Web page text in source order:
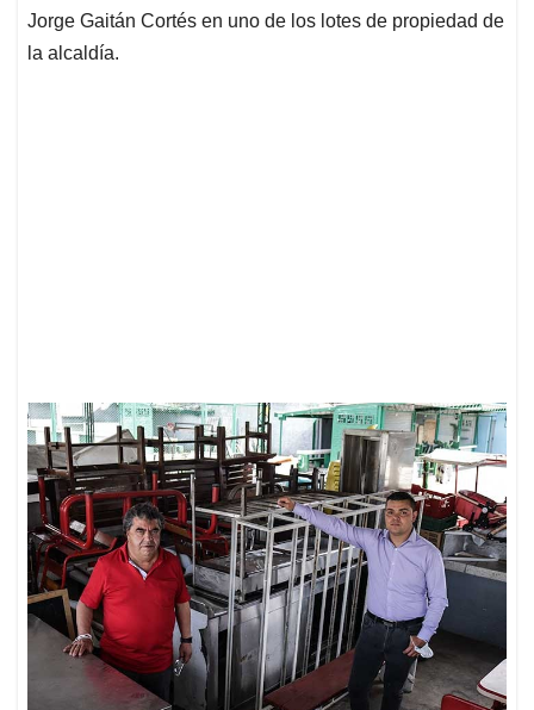
Jorge Gaitán Cortés en uno de los lotes de propiedad de
la alcaldía.